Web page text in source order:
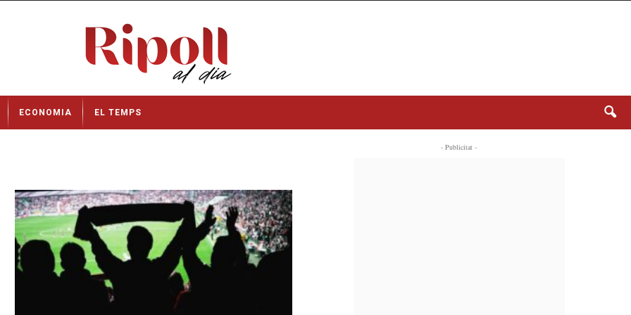
ECONOMIA EL TEMPS
- Publicitat -